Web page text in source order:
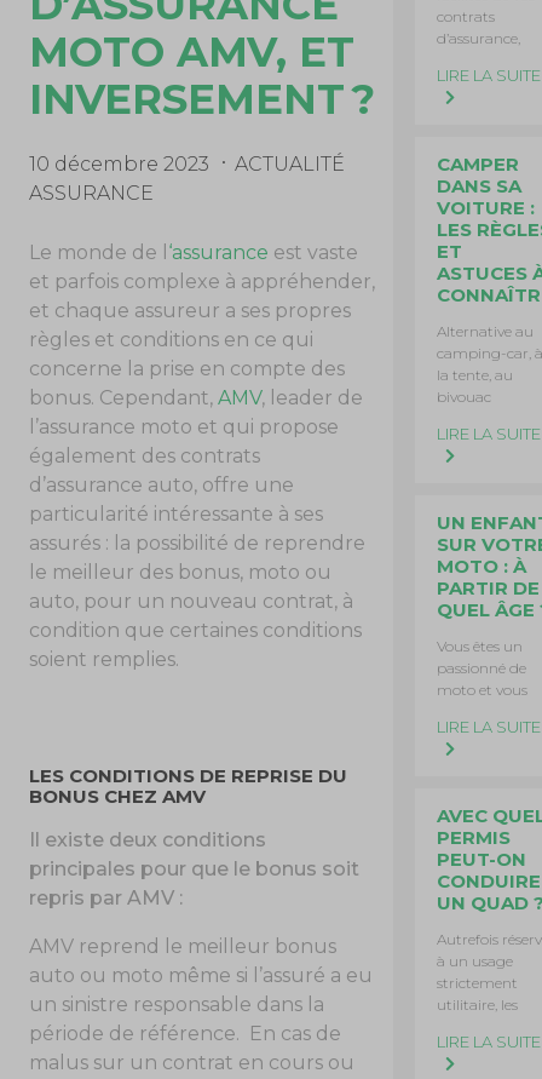
MOTO AMV, ET
INVERSEMENT ?
10 décembre 2023
ACTUALITÉ
ASSURANCE
Le monde de l ‘assurance est vaste
et parfois complexe à appréhender,
et chaque assureur a ses propres
règles et conditions en ce qui
concerne la prise en compte des
bonus. Cependant, AMV, leader de
l’assurance moto et qui propose
également des contrats
d’assurance auto, offre une
particularité intéressante à ses
assurés : la possibilité de reprendre
le meilleur des bonus, moto ou
auto, pour un nouveau contrat, à
condition que certaines conditions
soient remplies.
LES CONDITIONS DE REPRISE DU
BONUS CHEZ AMV
Il existe deux conditions
principales pour que le bonus soit
repris par AMV :
AMV reprend le meilleur bonus
auto ou moto même si l’assuré a eu
un sinistre responsable dans la
période de référence. En cas de
malus sur un contrat en cours ou
contrats
d’assurance,
LIRE LA SUITE
CAMPER
DANS SA
VOITURE :
LES
ET
ASTUCES
Alternative au
camping-car, à
la tente, au
bivouac
LIRE LA SUITE
UN
SUR
MOTO : À
PARTIR DE
QUEL ÂGE
Vous êtes un
passionné de
moto et vous
LIRE LA SUITE
AVEC
PERMIS
PEUT-ON
CONDUIRE
UN QUAD
Autrefois
à un usage
strictement
utilitaire, les
LIRE LA SUITE